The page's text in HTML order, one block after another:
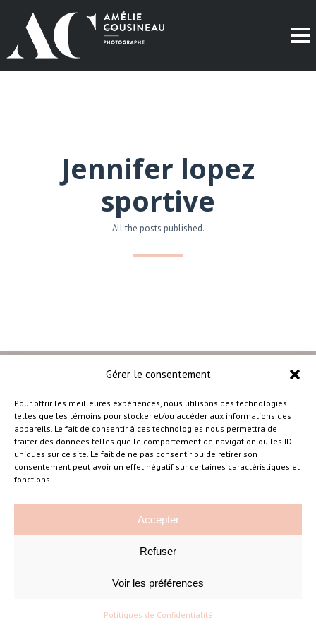
Gérer le consentement
Pour offrir les meilleures expériences, nous utilisons des technologies
telles que les témoins pour stocker et/ou accéder aux informations des
appareils. Le fait de consentir à ces technologies nous permettra de
traiter des données telles que le comportement de navigation ou les ID
uniques sur ce site. Le fait de ne pas consentir ou de retirer son
consentement peut avoir un effet négatif sur certaines caractéristiques et
fonctions.
Accepter
Refuser
Voir les préférences
Politiques de Confidentialité
Jennifer lopez
sportive
All the posts published.
–
Amélie Cousineau Photographe
©Amelie Cousineau Photographe